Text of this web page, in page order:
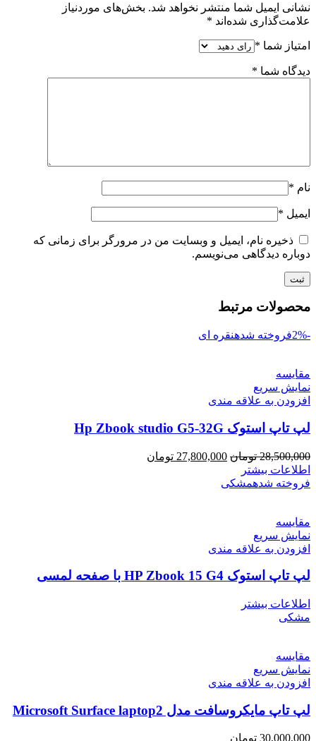
نشانی ایمیل شما منتشر نخواهد شد. بخش‌های موردنیاز
علامت‌گذاری شده‌اند *
امتیاز شما *
دیدگاه شما *
نام *
ایمیل *
ذخیره نام، ایمیل و وبسایت من در مرورگر برای زمانی که
دوباره دیدگاهی می‌نویسم.
محصولات مرتبط
-2% فروخته شدهنقره ای
مقايسه
نمایش سریع
افزودن به علاقه مندی
لپ تاپ استوک Hp Zbook studio G5-32G
28,500,000 تومان 27,800,000 تومان
اطلاعات بیشتر
فروخته شدهمشکی
مقايسه
نمایش سریع
افزودن به علاقه مندی
لپ تاپ استوک HP Zbook 15 G4 با صفحه لمسی
اطلاعات بیشتر
مشکی
مقايسه
نمایش سریع
افزودن به علاقه مندی
لپ تاپ مایکروسافت مدل Microsoft Surface laptop2
30,000,000 تومان